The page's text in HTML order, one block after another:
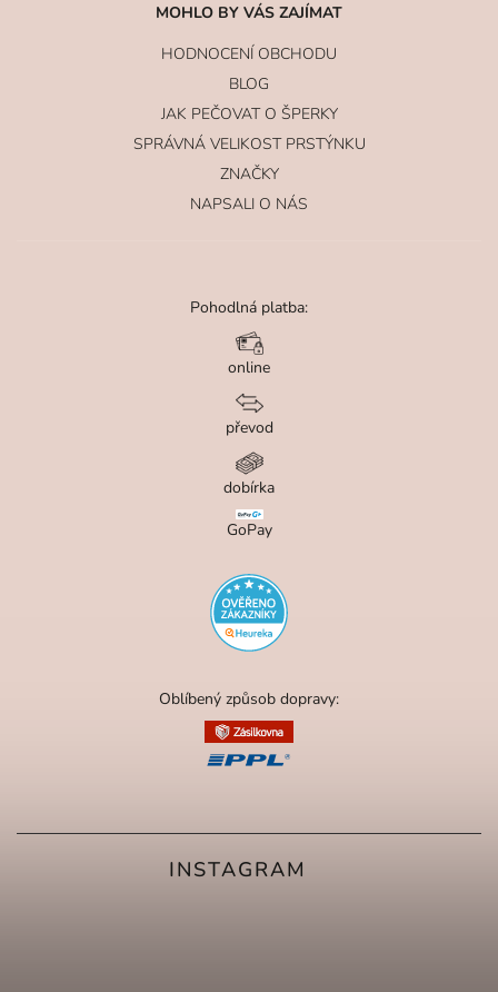
INSTAGRAM
MOHLO BY VÁS ZAJÍMAT
HODNOCENÍ OBCHODU
BLOG
JAK PEČOVAT O ŠPERKY
SPRÁVNÁ VELIKOST PRSTÝNKU
ZNAČKY
NAPSALI O NÁS
Pohodlná platba:
online
převod
dobírka
GoPay
Oblíbený způsob dopravy: